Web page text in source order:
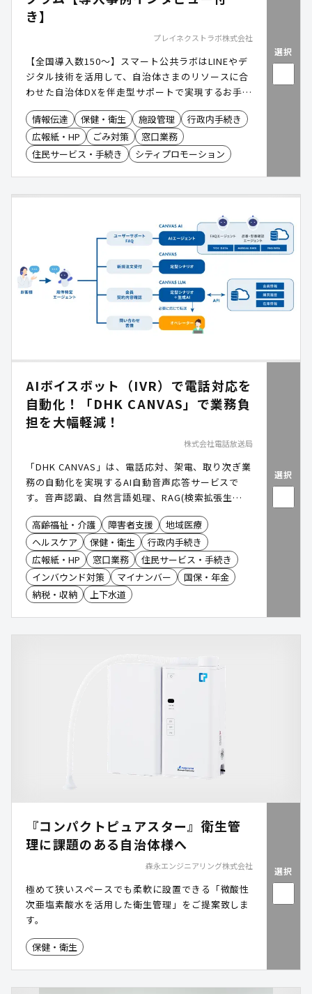
き】
プレイネクストラボ株式会社
【全国導入数150〜】スマート公共ラボはLINEやデ
ジタル技術を活用して、自治体さまのリソースに合
わせた自治体DXを伴走型サポートで実現するお手伝
いをしています。
情報伝達
保健・衛生 施設管理
行政内手続き
広報紙・HP
ごみ対策
窓口業務
住民サービス・手続き
シティプロモーション
選択
AIボイスボット（IVR）で電話対応を
自動化！「DHK CANVAS」で業務負
担を大幅軽減！
株式会社電話放送局
「DHK CANVAS」は、電話応対、架電、取り次ぎ業
務の自動化を実現するAI自動音声応答サービスで
す。音声認識、自然言語処理、RAG(検索拡張生
成)LLM(大規模言語モデル)を活用して、発信者の
声、意図を理解し、24時間365日自動で対応が可
能。導入により、コールセンター業務の半自動化・
完全自動化を実現します。
高齢福祉・介護 障害者支援
地域医療
ヘルスケア
保健・衛生
行政内手続き
広報紙・HP
窓口業務
住民サービス・手続き
インバウンド対策
マイナンバー
国保・年金
納税・収納
上下水道
選択
『コンパクトピュアスター』衛生管
理に課題のある自治体様へ
森永エンジニアリング株式会社
極めて狭いスペースでも柔軟に設置できる「微酸性
次亜塩素酸水を活用した衛生管理」をご提案致しま
す。
保健・衛生
選択